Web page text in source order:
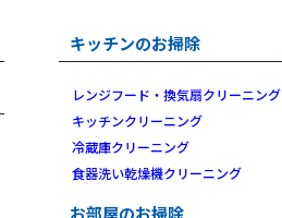
キッチンのお掃除
レンジフード・換気扇クリーニング
キッチンクリーニング
冷蔵庫クリーニング
食器洗い乾燥機クリーニング
お部屋のお掃除